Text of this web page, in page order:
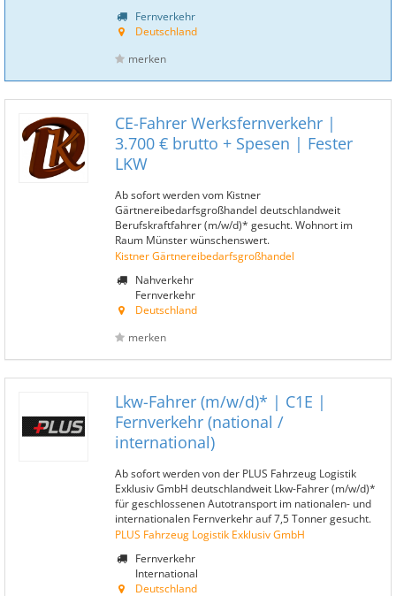
Fernverkehr
Deutschland
merken
CE-Fahrer Werksfernverkehr |
3.700 € brutto + Spesen | Fester
LKW
Ab sofort werden vom Kistner
Gärtnereibedarfsgroßhandel deutschlandweit
Berufskraftfahrer (m/w/d)* gesucht. Wohnort im
Raum Münster wünschenswert.
Kistner Gärtnereibedarfsgroßhandel
Nahverkehr
Fernverkehr
Deutschland
merken
Lkw-Fahrer (m/w/d)* | C1E |
Fernverkehr (national /
international)
Ab sofort werden von der PLUS Fahrzeug Logistik
Exklusiv GmbH deutschlandweit Lkw-Fahrer (m/w/d)*
für geschlossenen Autotransport im nationalen- und
internationalen Fernverkehr auf 7,5 Tonner gesucht.
PLUS Fahrzeug Logistik Exklusiv GmbH
Fernverkehr
International
Deutschland